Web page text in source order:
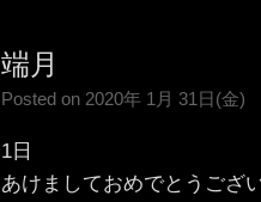
端月
Posted on 2020年 1月 31日(金)
1日
あけましておめでとうござ